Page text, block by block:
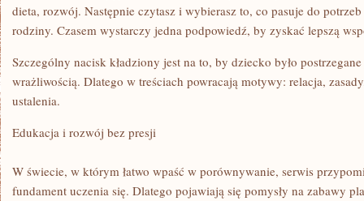
dieta, rozwój. Następnie czytasz i wybierasz to, co pasuje do
rodziny. Czasem wystarczy jedna podpowiedź, by zyskać lepszą
Szczególny nacisk kładziony jest na to, by dziecko było
wrażliwością. Dlatego w treściach powracają motywy: relacja,
ustalenia.
Edukacja i rozwój bez presji
W świecie, w którym łatwo wpaść w porównywanie, serwis
fundament uczenia się. Dlatego pojawiają się pomysły na zabawy